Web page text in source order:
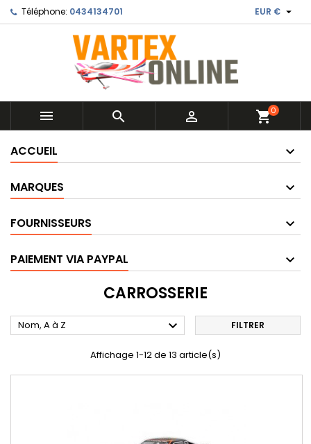
Téléphone: 0434134701 EUR € 
   shopping_cart0
ACCUEIL
MARQUES
FOURNISSEURS
PAIEMENT VIA PAYPAL
CARROSSERIE
Nom, A à Z  FILTRER
Affichage 1-12 de 13 article(s)